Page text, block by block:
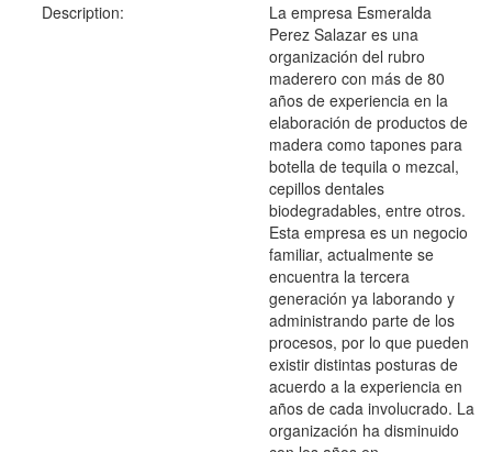
Description:
La empresa Esmeralda
Perez Salazar es una
organización del rubro
maderero con más de 80
años de experiencia en la
elaboración de productos de
madera como tapones para
botella de tequila o mezcal,
cepillos dentales
biodegradables, entre otros.
Esta empresa es un negocio
familiar, actualmente se
encuentra la tercera
generación ya laborando y
administrando parte de los
procesos, por lo que pueden
existir distintas posturas de
acuerdo a la experiencia en
años de cada involucrado. La
organización ha disminuido